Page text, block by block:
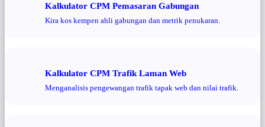
Kalkulator CPM Pemasaran Gabungan
Kira kos kempen ahli gabungan dan metrik penukaran.
Kalkulator CPM Trafik Laman Web
Menganalisis pengewangan trafik tapak web dan nilai trafik.